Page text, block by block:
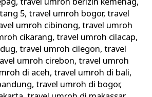
,travel umroh berizin kemenag,
5,travel umroh bogor,travel
umroh cibinong,travel umroh
cikarang,travel umroh cilacap,
,travel umroh cilegon,travel
umroh cirebon,travel umroh
di aceh,travel umroh di bali,
,travel umroh di bogor,